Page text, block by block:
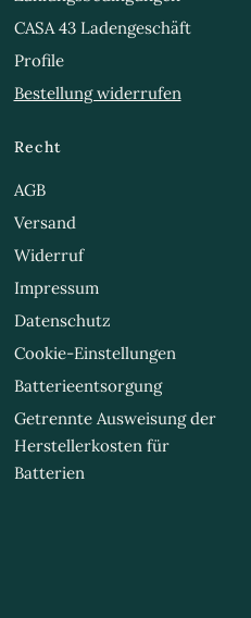
CASA 43 Ladengeschäft
Profile
Bestellung widerrufen
Recht
AGB
Versand
Widerruf
Impressum
Datenschutz
Cookie-Einstellungen
Batterieentsorgung
Getrennte Ausweisung der
Herstellerkosten für
Batterien